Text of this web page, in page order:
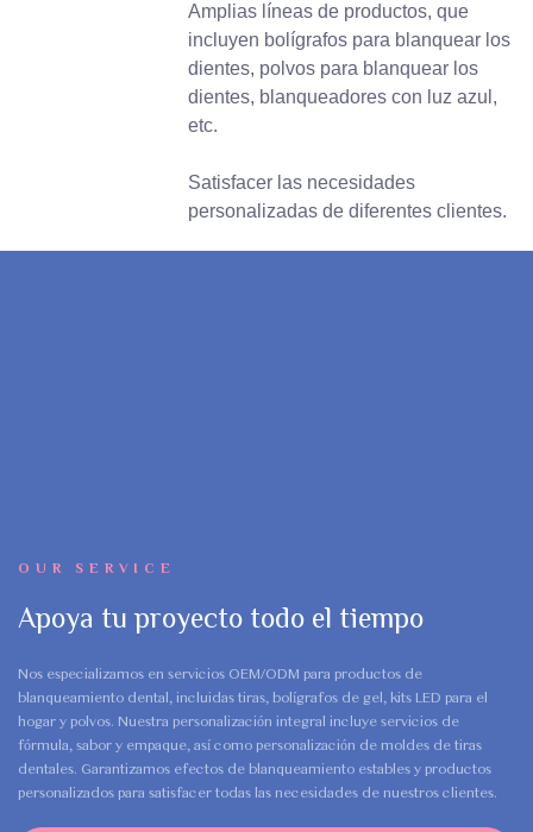
Amplias líneas de productos, que
incluyen bolígrafos para blanquear los
dientes, polvos para blanquear los
dientes, blanqueadores con luz azul,
etc.
Satisfacer las necesidades
personalizadas de diferentes clientes.
OUR SERVICE
Apoya tu proyecto todo el tiempo
Nos especializamos en servicios OEM/ODM para productos de
blanqueamiento dental, incluidas tiras, bolígrafos de gel, kits LED para el
hogar y polvos. Nuestra personalización integral incluye servicios de
fórmula, sabor y empaque, así como personalización de moldes de tiras
dentales. Garantizamos efectos de blanqueamiento estables y productos
personalizados para satisfacer todas las necesidades de nuestros clientes.